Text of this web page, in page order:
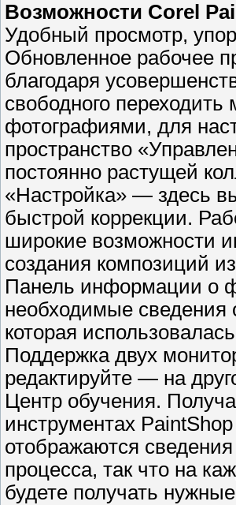
Возможности Corel
Удобный просмотр,
Обновленное рабочее
благодаря
свободного
фотографиями, для
пространство
постоянно растущей
«Настройка» — здесь
быстрой коррекции.
широкие возможности
создания композиций
Панель информации о
необходимые
которая
Поддержка двух
редактируйте — на
Центр обучения.
инструментах
отображаются
процесса, так что на
будете получать